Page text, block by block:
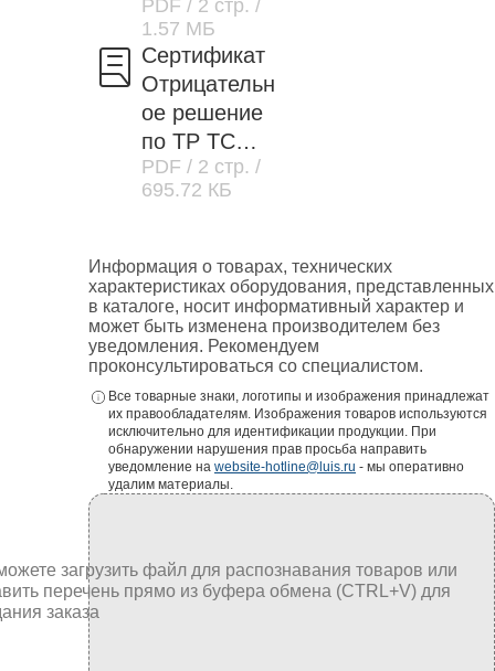
PDF / 2 стр. /
1.57 МБ
Сертификат
Отрицательн
ое решение
по ТР ТС
037/2016
PDF / 2 стр. /
695.72 КБ
Информация о товарах, технических
характеристиках оборудования, представленных
в каталоге, носит информативный характер и
может быть изменена производителем без
уведомления. Рекомендуем
проконсультироваться со специалистом.
Все товарные знаки, логотипы и изображения принадлежат
их правообладателям. Изображения товаров используются
исключительно для идентификации продукции. При
обнаружении нарушения прав просьба направить
уведомление на website-hotline@luis.ru - мы оперативно
удалим материалы.